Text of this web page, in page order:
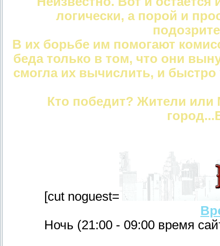
логически, а порой и
В их борьбе им помогают
беда только в том, что они
смогла их вычислить, и быстро
Кто победит? Жители
[cut noguest=
Ночь (21:00 - 09:00 время